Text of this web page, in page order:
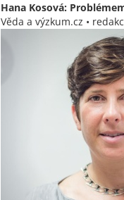
Hana Kosová:
Věda a výzkum.cz •